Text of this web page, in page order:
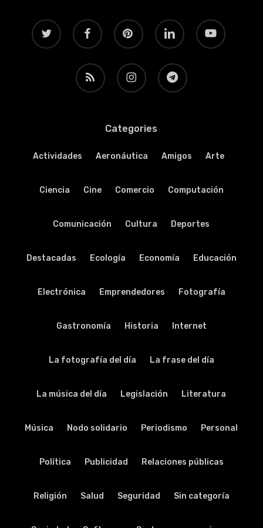
twitter facebook pinterest linkedin youtube
RSS instagram telegram
Categories
Actividades Aeronáutica Amigos Arte
Ciencia Cine Comercio Computación
Comunicación Cultura Deportes
Destacadas Ecología Economía Educación
Electrónica Emprendedores Fotografía
Gastronomía Historia Internet
La fotografía del día La frase del día
La música del día Legislación Literatura
Música Nodo solidario Periodismo Personal
Política Publicidad Relaciones públicas
Religión Salud Seguridad Sin categoría